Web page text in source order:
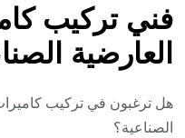
فني تركيب
العارضية
هل ترغبون في تركيب
الصناعية؟